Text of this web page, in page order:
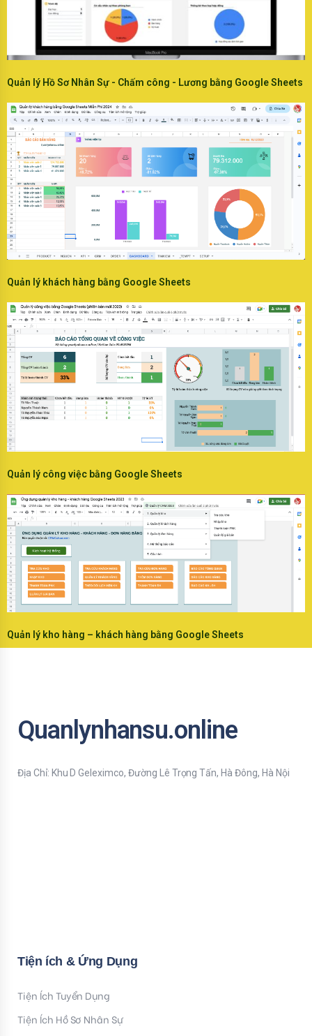
Quản lý Hồ Sơ Nhân Sự - Chấm công - Lương bằng Google Sheets
Quản lý khách hàng bằng Google Sheets
Quản lý công việc bằng Google Sheets
Quản lý kho hàng – khách hàng bằng Google Sheets
Quanlynhansu.online
Địa Chỉ: Khu D Geleximco, Đường Lê Trọng Tấn, Hà Đông, Hà Nội
Tiện ích & Ứng Dụng
Tiện Ích Tuyển Dụng
Tiện Ích Hồ Sơ Nhân Sự